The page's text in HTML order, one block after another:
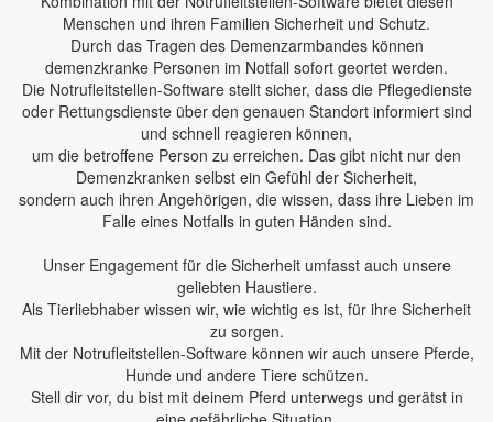
Menschen und ihren Familien Sicherheit und Schutz.
Durch das Tragen des Demenzarmbandes können
demenzkranke Personen im Notfall sofort geortet werden.
Die Notrufleitstellen-Software stellt sicher, dass die Pflegedienste
oder Rettungsdienste über den genauen Standort informiert sind
und schnell reagieren können,
um die betroffene Person zu erreichen. Das gibt nicht nur den
Demenzkranken selbst ein Gefühl der Sicherheit,
sondern auch ihren Angehörigen, die wissen, dass ihre Lieben im
Falle eines Notfalls in guten Händen sind.
Unser Engagement für die Sicherheit umfasst auch unsere
geliebten Haustiere.
Als Tierliebhaber wissen wir, wie wichtig es ist, für ihre Sicherheit
zu sorgen.
Mit der Notrufleitstellen-Software können wir auch unsere Pferde,
Hunde und andere Tiere schützen.
Stell dir vor, du bist mit deinem Pferd unterwegs und gerätst in